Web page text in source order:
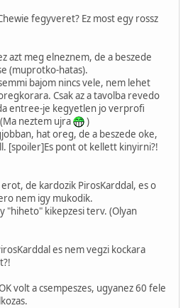
fegyveret? Ez most egy rossz
azt meg elneznem, de a beszede
(muprotko-hatas).
bajom nincs vele, nem lehet
Csak az a tavolba revedo
entree-je kegyetlen jo verprofi
neztem ujra
)
hat oreg, de a beszede oke,
[spoiler]Es pont ot kellett kinyirni?!
de kardozik PirosKarddal, es o
nem igy mukodik.
"hiheto" kikepzesi terv. (Olyan
es nem vegzi kockara
volt a csempeszes, ugyanez 60 fele